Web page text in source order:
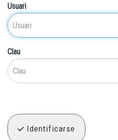
Usuari
Clau
Identificarse